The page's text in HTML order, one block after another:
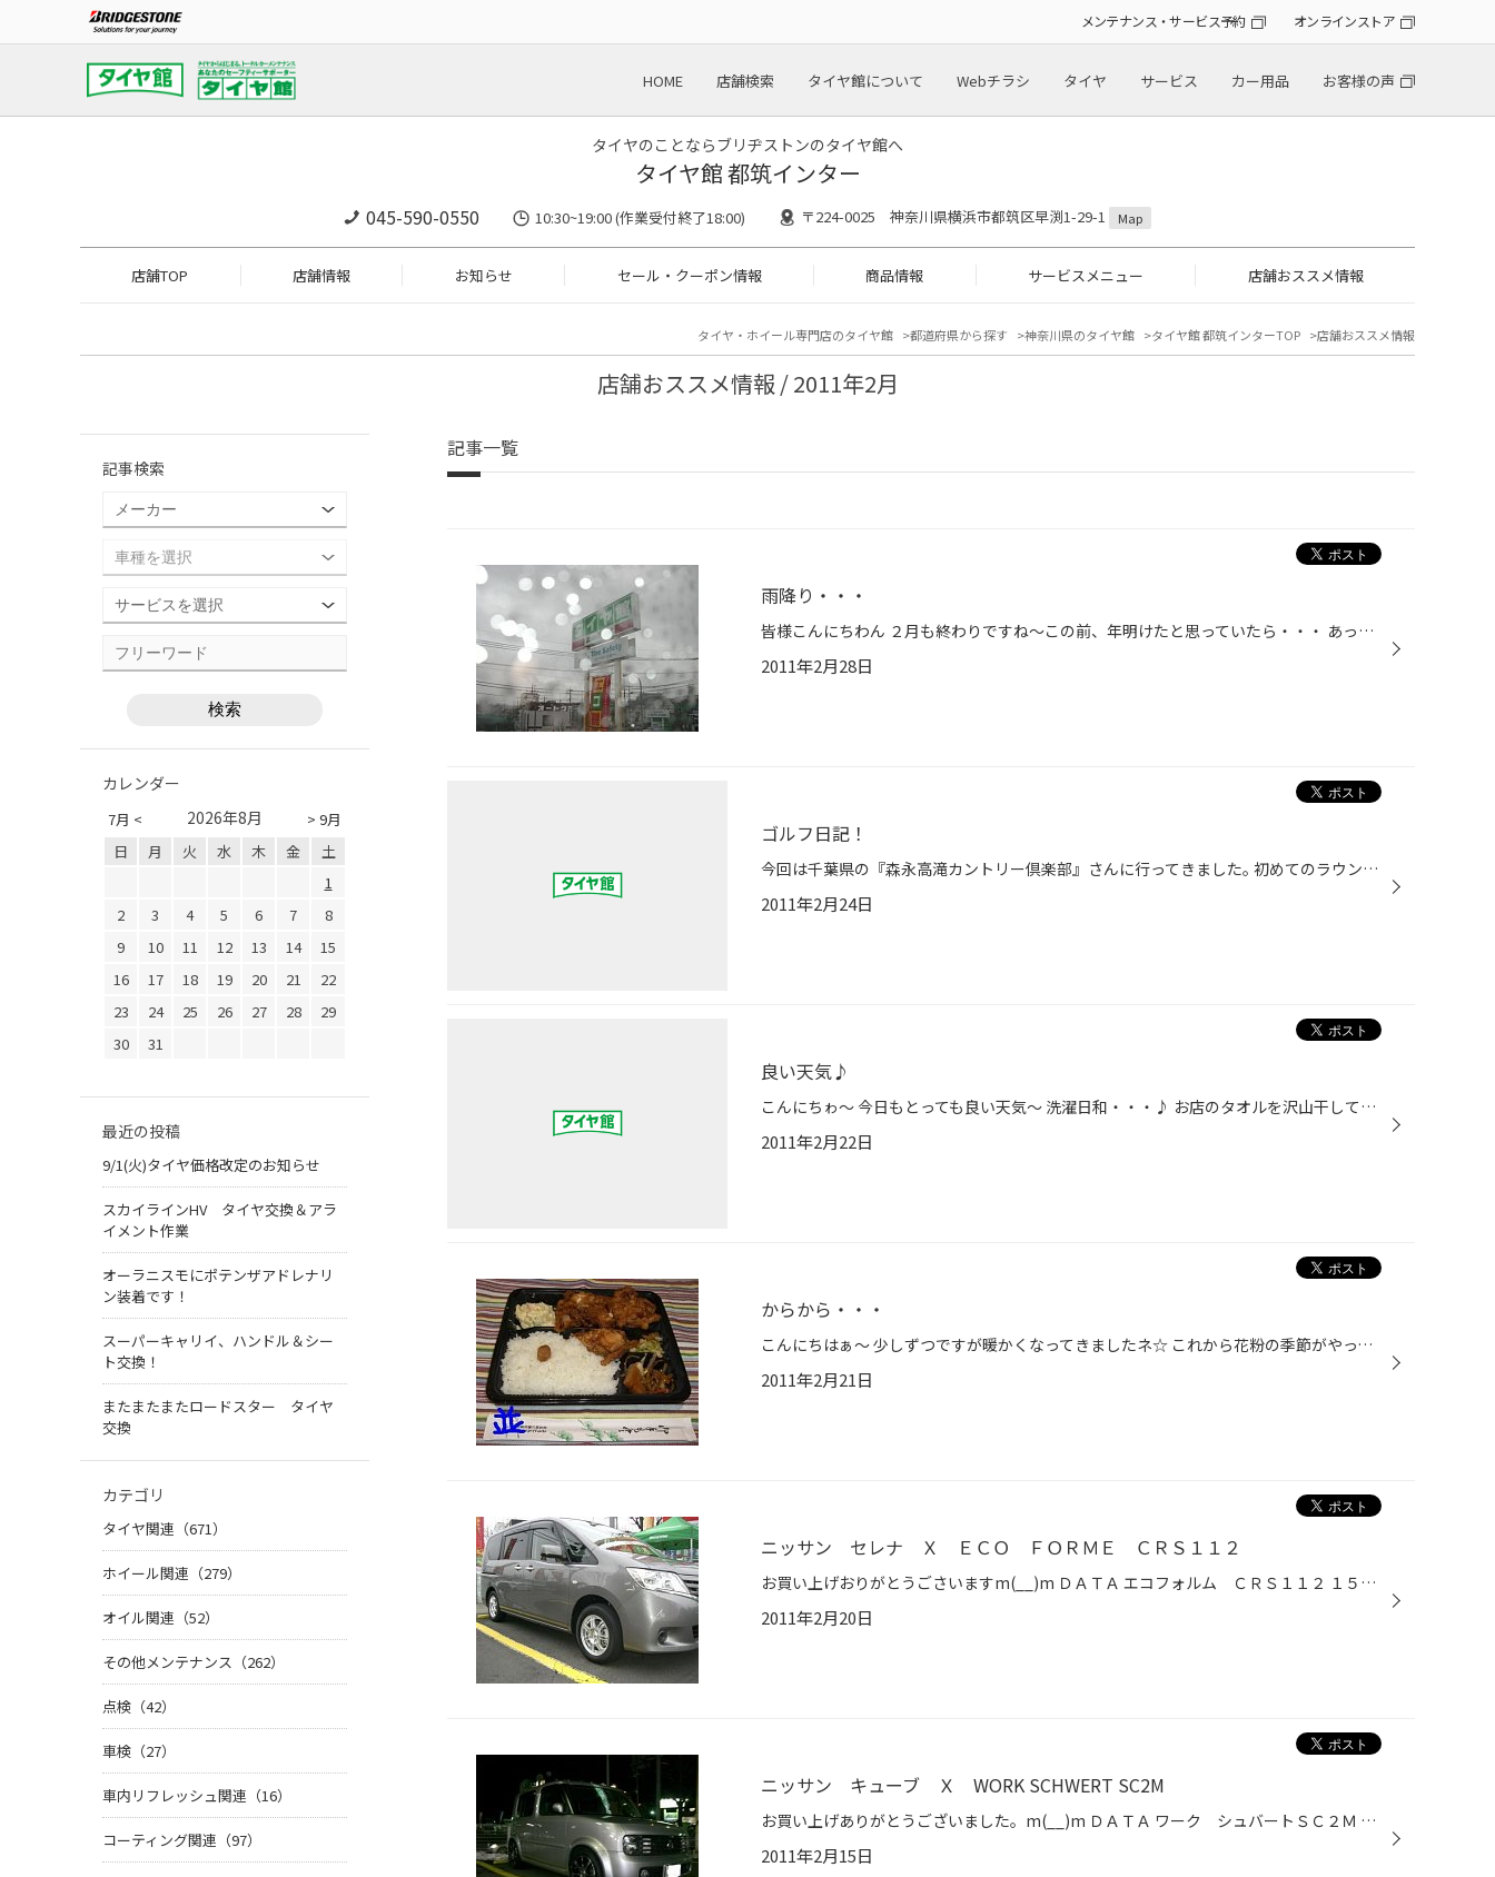
メンテナンス・サービス予約 オンラインストア
HOME 店舗検索 タイヤ館について Webチラシ タイヤ サービス カー用品 お客様の声
タイヤのことならブリヂストンのタイヤ館へ
タイヤ館 都筑インター
045-590-0550 10:30~19:00 (作業受付終了18:00) 〒224-0025 神奈川県横浜市都筑区早渕1-29-1 Map
店舗TOP 店舗情報 お知らせ セール・クーポン情報 商品情報 サービスメニュー 店舗おススメ情報
タイヤ・ホイール専門店のタイヤ館 都道府県から探す 神奈川県のタイヤ館 タイヤ館 都筑インターTOP 店舗おススメ情報
店舗おススメ情報 / 2011年2月
記事一覧
雨降り・・・
皆様こんにちわん ２月も終わりですね～この前、年明けたと思っていたら・・・ あっという間に３月・・・w(￣Д￣;)w 今日は雨・・昨日は暖かかったのにﾋﾝﾔﾘ寒いですね～ 体調管理には気を付けて下さいﾈ 突然ですが・・ 雨の日の運転が少～しだけ楽になる商品をご紹介(´ω｀)ﾉ 皆様ご存知のsoft99『ガ...
2011年2月28日
ゴルフ日記！
今回は千葉県の『森永高滝カントリー倶楽部』さんに行ってきました｡ 初めてのラウンドです｡ アップダウン有り､ドックレック有りと､非常に難しいコースでした｡ 『森永』さんだけあって休憩所では､お菓子がサービス！ 森永製菓ウイダーレディス２０１１も開催するみたいなので是非どうぞ･･･｡
2011年2月24日
良い天気♪
こんにちゎ～ 今日もとっても良い天気～ 洗濯日和・・・♪ お店のタオルを沢山干してみました(＇ｰ＇) ﾌﾌ 風はまだ少し冷たいけど・・春に近づいてますねー 春って・・花粉は辛いけど(私だけ？)ぽかぽか暖かくて 何か～イイですよねｯ 話しは変わりますが、 当店では今週末まで『エコ割フェア』セール...
2011年2月22日
からから・・・
こんにちはぁ～ 少しずつですが暖かくなってきましたネ☆ これから花粉の季節がやって来ます(もう来てる？) 早めの準備で今年こそは軽く乗り切りたい今日この頃です ネタがないので、副店長のランチをご紹介ｗ(o'ω')-o じゃーんっっ!!! 近くの『香とり』さんのお弁当ー 鶏のから揚げとイカゲソのから...
2011年2月21日
ニッサン セレナ Ｘ ＥＣＯ ＦＯＲＭＥ ＣＲＳ１１２
お買い上げおりがとうごさいますm(__)m ＤＡＴＡ エコフォルム ＣＲＳ１１２ １５×６.０ ５/１１４ ＋４５ 今回は新作のアルミホイールに交換させて頂きました！！ ノーマルホイールがスチールホイールなので アルミホイールに交換するだけで軽量になります＼(^o^)／ 交換させて頂いたエコフォル...
2011年2月20日
ニッサン キューブ Ｘ WORK SCHWERT SC2M
お買い上げありがとうございました。m(__)m ＤＡＴＡ ワーク シュバートＳＣ２Ｍ １６×６.５ ４/１００ ＋５０ タイヤ スニーカーⅡ サイズ １９５/５０Ｒ１６ 今回は人気の衰えないシュバートＳＣ２Ｍを装着させて頂きました（*^_^*） 乗り心地を考慮して１６インチに☆☆☆ シルバーボディーのお...
2011年2月15日
記事検索
カレンダー
7月 < > 9月
2026年8月
日 月 火 水 木 金
土
1
2
3 4 5 6 7
8
9
10 11 12 13 14
15
16
17 18 19 20 21
22
23
24 25 26 27 28
29
30
31
最近の投稿
9/1(火)タイヤ価格改定のお知らせ
スカイラインHV タイヤ交換＆アラ
イメント作業
オーラニスモにポテンザアドレナリ
ン装着です！
スーパーキャリイ、ハンドル＆シー
ト交換！
またまたまたロードスター タイヤ
交換
カテゴリ
タイヤ関連（671）
ホイール関連（279）
オイル関連（52）
その他メンテナンス（262）
点検（42）
車検（27）
車内リフレッシュ関連（16）
コーティング関連（97）